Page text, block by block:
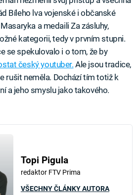
Bíleho lva vojenské i občanské
a medaili Za zásluhy,
kategorii, tedy v prvním stupni.
se spekulovalo i o tom, že by
český youtuber. Ale jsou tradice,
rušit neměla. Dochází tím totiž k
a jeho smyslu jako takového.
Topi Pigula
redaktor FTV Prima
VŠECHNY ČLÁNKY AUTORA